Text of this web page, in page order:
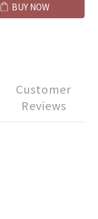
BUY NOW
Customer
Reviews